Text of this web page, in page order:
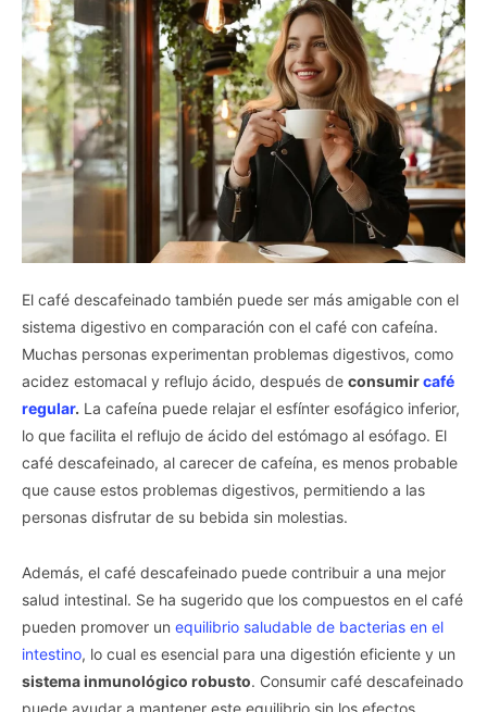
El café descafeinado también puede ser más amigable con el
sistema digestivo en comparación con el café con cafeína.
Muchas personas experimentan problemas digestivos, como
acidez estomacal y reflujo ácido, después de consumircafé
regular. La cafeína puede relajar el esfínter esofágico inferior,
lo que facilita el reflujo de ácido del estómago al esófago. El
café descafeinado, al carecer de cafeína, es menos probable
que cause estos problemas digestivos, permitiendo a las
personas disfrutar de su bebida sin molestias.
Además, el café descafeinado puede contribuir a una mejor
salud intestinal. Se ha sugerido que los compuestos en el café
pueden promover un equilibrio saludable de bacterias en el
intestino, lo cual es esencial para una digestión eficiente y un
sistema inmunológico robusto. Consumir café descafeinado